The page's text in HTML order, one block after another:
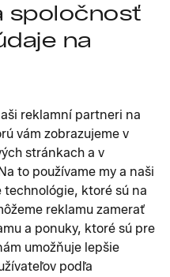
spoločnosť
na
reklamní partneri na
vám zobrazujeme v
stránkach a v
to používame my a naši
ktoré sú na
reklamu zamerať
a ponuky, ktoré sú pre
umožňuje lepšie
podľa